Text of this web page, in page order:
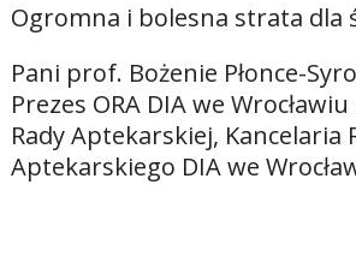
Ogromna i bolesna strata dla
Pani prof. Bożenie Płonce-
Prezes ORA DIA we
Rady Aptekarskiej,
Aptekarskiego DIA we